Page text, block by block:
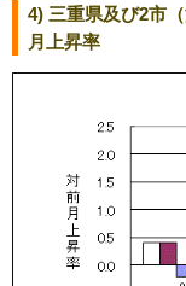
4) 三重県及び2市
月上昇率